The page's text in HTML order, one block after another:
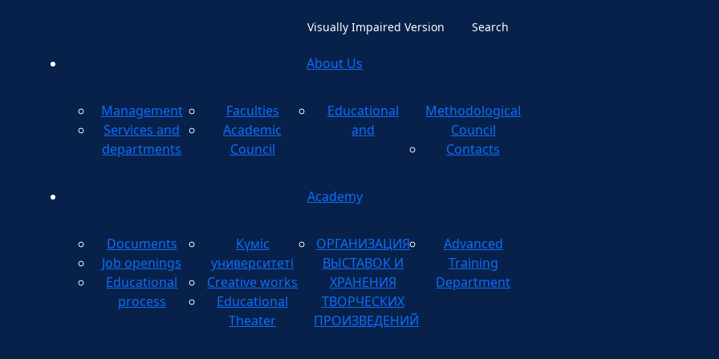
Visually Impaired Version Search
About Us
Management
Services and
departments
Faculties
Academic
Council
Educational
and
Methodological
Council
Contacts
Academy
Documents
Job openings
Educational
process
Күміс
университеті
Creative works
Educational
Theater
ОРГАНИЗАЦИЯ
ВЫСТАВОК И
ХРАНЕНИЯ
ТВОРЧЕСКИХ
ПРОИЗВЕДЕНИЙ
Advanced
Training
Department